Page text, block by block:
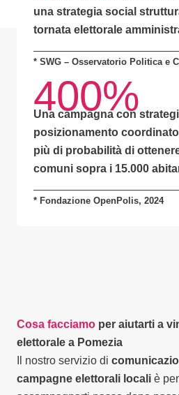
una strategia social
tornata elettorale
* SWG – Osservatorio Politica e
400%
Una campagna con
posizionamento coordinato
più di probabilità di
comuni sopra i 15.000
* Fondazione OpenPolis, 2024
Cosa facciamo per aiutarti a
elettorale a Pomezia
Il nostro servizio di
campagne elettorali locali è